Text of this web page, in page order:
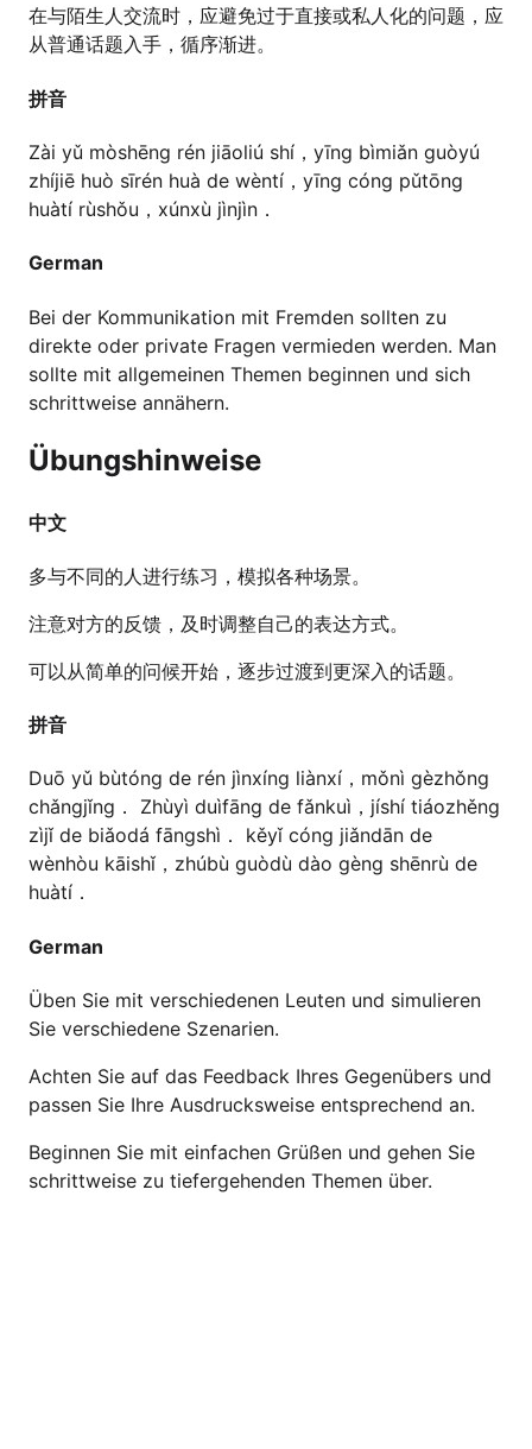
在与陌生人交流时，应避免过于直接或私人化的问题，应
从普通话题入手，循序渐进。
拼音
Zài yǔ mòshēng rén jiāoliú shí，yīng bìmiǎn guòyú
zhíjiē huò sīrén huà de wèntí，yīng cóng pǔtōng
huàtí rùshǒu，xúnxù jìnjìn．
German
Bei der Kommunikation mit Fremden sollten zu
direkte oder private Fragen vermieden werden. Man
sollte mit allgemeinen Themen beginnen und sich
schrittweise annähern.
Übungshinweise
中文
多与不同的人进行练习，模拟各种场景。
注意对方的反馈，及时调整自己的表达方式。
可以从简单的问候开始，逐步过渡到更深入的话题。
拼音
Duō yǔ bùtóng de rén jìnxíng liànxí，mǒnì gèzhǒng
chǎngjǐng． Zhùyì duìfāng de fǎnkuì，jíshí tiáozhěng
zìjǐ de biǎodá fāngshì． kěyǐ cóng jiǎndān de
wènhòu kāishǐ，zhúbù guòdù dào gèng shēnrù de
huàtí．
German
Üben Sie mit verschiedenen Leuten und simulieren
Sie verschiedene Szenarien.
Achten Sie auf das Feedback Ihres Gegenübers und
passen Sie Ihre Ausdrucksweise entsprechend an.
Beginnen Sie mit einfachen Grüßen und gehen Sie
schrittweise zu tiefergehenden Themen über.